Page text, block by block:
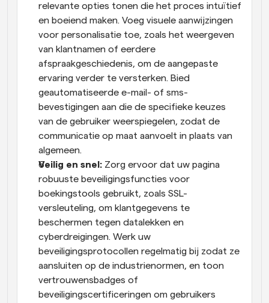
relevante opties tonen die het proces intuïtief
en boeiend maken. Voeg visuele aanwijzingen
voor personalisatie toe, zoals het weergeven
van klantnamen of eerdere
afspraakgeschiedenis, om de aangepaste
ervaring verder te versterken. Bied
geautomatiseerde e-mail- of sms-
bevestigingen aan die de specifieke keuzes
van de gebruiker weerspiegelen, zodat de
communicatie op maat aanvoelt in plaats van
algemeen.
Veilig en snel: Zorg ervoor dat uw pagina
robuuste beveiligingsfuncties voor
boekingstools gebruikt, zoals SSL-
versleuteling, om klantgegevens te
beschermen tegen datalekken en
cyberdreigingen. Werk uw
beveiligingsprotocollen regelmatig bij zodat ze
aansluiten op de industrienormen, en toon
vertrouwensbadges of
beveiligingscertificeringen om gebruikers